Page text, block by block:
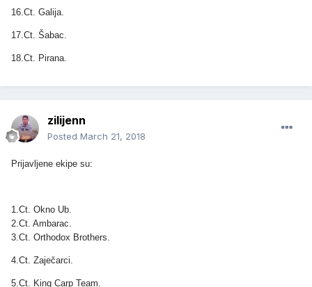
16.Ct. Galija.
17.Ct. Šabac.
18.Ct. Pirana.
zilijenn
Posted March 21, 2018
Prijavljene ekipe su:
1.Ct. Okno Ub.
2.Ct. Ambarac.
3.Ct. Orthodox Brothers.
4.Ct. Zaječarci.
5.Ct. King Carp Team.